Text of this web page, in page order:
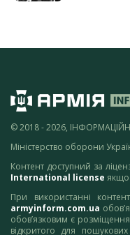
© 2018 - 2026,
Міністерство оборони
Контент доступний за
International license якщо
При використанні
armyinform.com.ua
обов’язковим є
відкритого для